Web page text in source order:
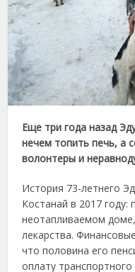
Еще три года назад
нечем топить печь, а
волонтеры и
История 73-летнего
Костанай в 2017 году:
неотапливаемом
лекарства.
что половина его
оплату